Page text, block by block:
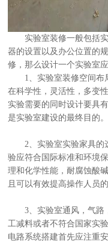
实验室装修一般包括实
器的设置以及办公位置的
修，那么设计一个实验室
1、实验室装修空间布
在科学性，灵活性，多变
实验需要的同时设计要具
是实验室建设的最终目的。
2、实验室实验家具的
验应符合国际标准和环境
理和化学性能，耐腐蚀酸
且可以有效提高操作人员
3、实验室通风，气路
工减料或者不符合国家实
电路系统搭建首先应注重